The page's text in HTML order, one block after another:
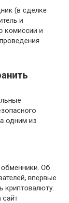
(в сделке
и
комиссии и
одним из
Об
впервые
криптовалюту.
сайт